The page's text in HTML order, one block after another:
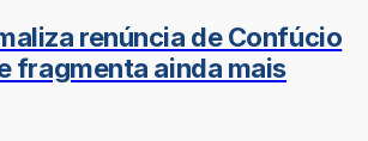
renúncia de Confúcio
fragmenta ainda mais